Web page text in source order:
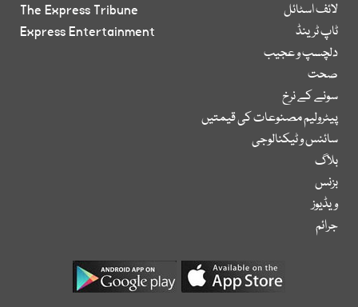
لائف اسٹائل
ٹاپ ٹرینڈ
دلچسپ و عجیب
صحت
سونے کے نرخ
پیٹرولیم مصنوعات کی قیمتیں
سائنس و ٹیکنالوجی
بلاگ
بزنس
ویڈیوز
جرائم
The Express Tribune
Express Entertainment